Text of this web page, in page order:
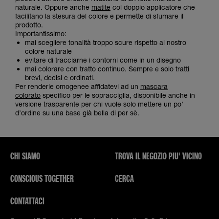
naturale. Oppure anche matite col doppio applicatore che
facilitano la stesura del colore e permette di sfumare il
prodotto.
Importantissimo:
mai scegliere tonalità troppo scure rispetto al nostro
colore naturale
evitare di tracciarne i contorni come in un disegno
mai colorare con tratto continuo. Sempre e solo tratti
brevi, decisi e ordinati.
Per renderle omogenee affidatevi ad un mascara
colorato specifico per le sopracciglia, disponibile anche in
versione trasparente per chi vuole solo mettere un po’
d’ordine su una base già bella di per sè.
CHI SIAMO
CONSCIOUS TOGETHER
CONTATTACI
TROVA IL NEGOZIO PIU' VICINO
CERCA